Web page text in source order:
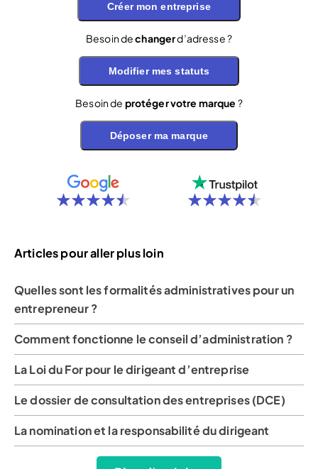
Créer mon entreprise
Besoin dechangerd’adresse ?
Modifier mes statuts
Besoin de protéger votre marque ?
Déposer ma marque
Articles pour aller plus loin
Quelles sont les formalités administratives pour un
entrepreneur ?
Comment fonctionne le conseil d’administration ?
La Loi du For pour le dirigeant d’entreprise
Le dossier de consultation des entreprises (DCE)
La nomination et la responsabilité du dirigeant